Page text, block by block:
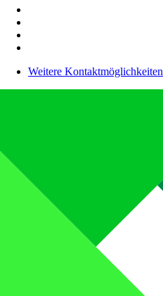
Weitere Kontaktmöglichkeiten